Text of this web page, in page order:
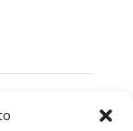
la